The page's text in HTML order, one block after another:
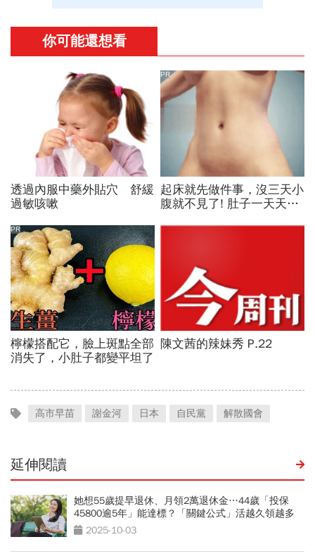
高市早苗 謝金河 日本 自民黨 解散國會
延伸閱讀
她想55歲提早退休、月領2萬退休金…44歲「投保
45800逾5年」能達標？「關鍵公式」活越久領越多
2025-10-03